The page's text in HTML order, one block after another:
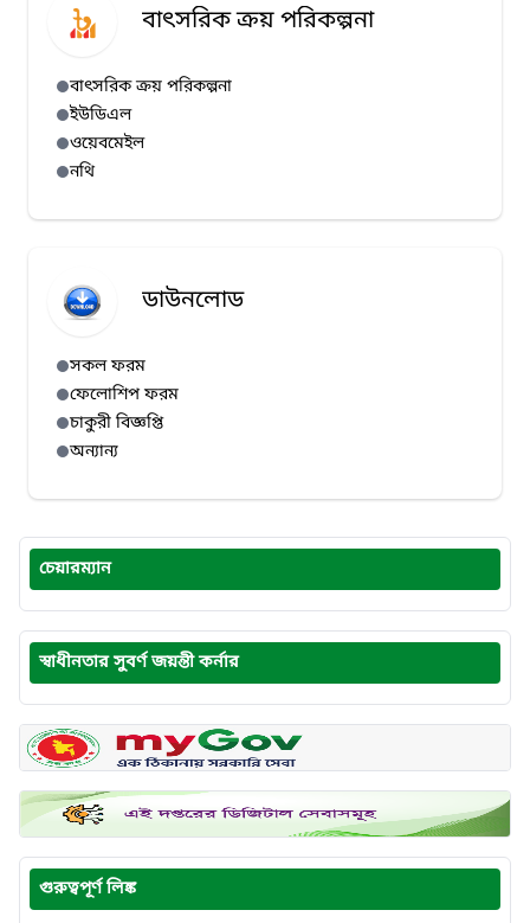
বাৎসরিক ক্রয় পরিকল্পনা
বাৎসরিক ক্রয় পরিকল্পনা
ইউডিএল
ওয়েবমেইল
নথি
ডাউনলোড
সকল ফরম
ফেলোশিপ ফরম
চাকুরী বিজ্ঞপ্তি
অন্যান্য
চেয়ারম্যান
স্বাধীনতার সুবর্ণ জয়ন্তী কর্নার
গুরুত্বপূর্ণ লিঙ্ক